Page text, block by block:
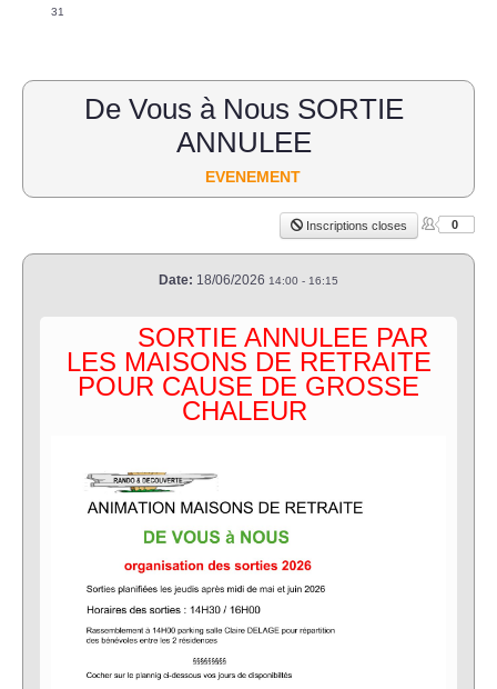
31
De Vous à Nous SORTIE
ANNULEE
EVENEMENT
Inscriptions closes 0
Date: 18/06/2026 14:00 - 16:15
SORTIE ANNULEE PAR
LES MAISONS DE RETRAITE
POUR CAUSE DE GROSSE
CHALEUR